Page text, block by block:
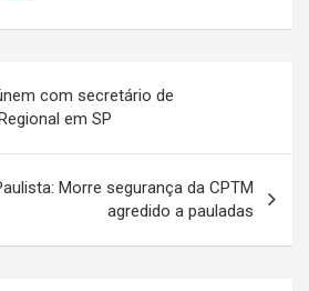
com secretário de
em SP
Morre segurança da CPTM
agredido a pauladas